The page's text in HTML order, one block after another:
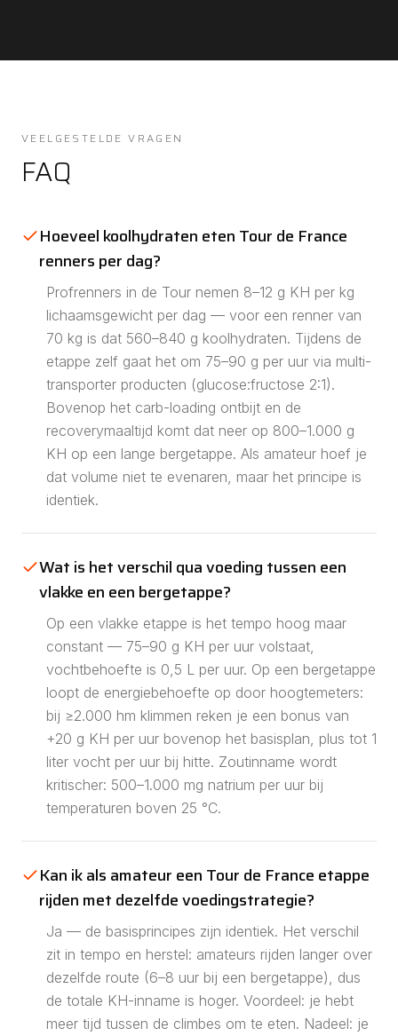
VEELGESTELDE VRAGEN
FAQ
Hoeveel koolhydraten eten Tour de France
renners per dag?
Profrenners in de Tour nemen 8–12 g KH per kg
lichaamsgewicht per dag — voor een renner van
70 kg is dat 560–840 g koolhydraten. Tijdens de
etappe zelf gaat het om 75–90 g per uur via multi-
transporter producten (glucose:fructose 2:1).
Bovenop het carb-loading ontbijt en de
recoverymaaltijd komt dat neer op 800–1.000 g
KH op een lange bergetappe. Als amateur hoef je
dat volume niet te evenaren, maar het principe is
identiek.
Wat is het verschil qua voeding tussen een
vlakke en een bergetappe?
Op een vlakke etappe is het tempo hoog maar
constant — 75–90 g KH per uur volstaat,
vochtbehoefte is 0,5 L per uur. Op een bergetappe
loopt de energiebehoefte op door hoogtemeters:
bij ≥2.000 hm klimmen reken je een bonus van
+20 g KH per uur bovenop het basisplan, plus tot 1
liter vocht per uur bij hitte. Zoutinname wordt
kritischer: 500–1.000 mg natrium per uur bij
temperaturen boven 25 °C.
Kan ik als amateur een Tour de France etappe
rijden met dezelfde voedingstrategie?
Ja — de basisprincipes zijn identiek. Het verschil
zit in tempo en herstel: amateurs rijden langer over
dezelfde route (6–8 uur bij een bergetappe), dus
de totale KH-inname is hoger. Voordeel: je hebt
meer tijd tussen de climbes om te eten. Nadeel: je